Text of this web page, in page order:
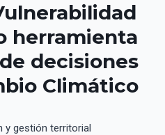
herramienta
decisiones
Climático
y gestión territorial